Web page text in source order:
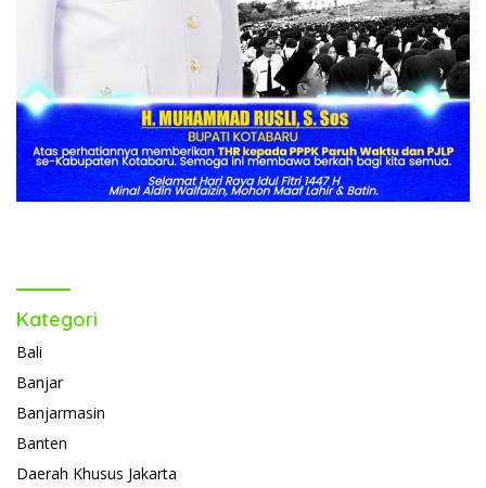
Kategori
Bali
Banjar
Banjarmasin
Banten
Daerah Khusus Jakarta